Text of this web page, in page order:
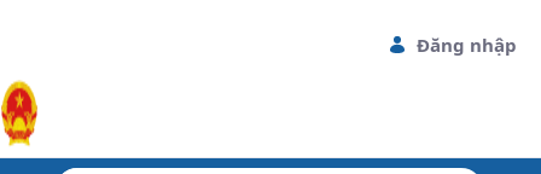
Đăng nhập